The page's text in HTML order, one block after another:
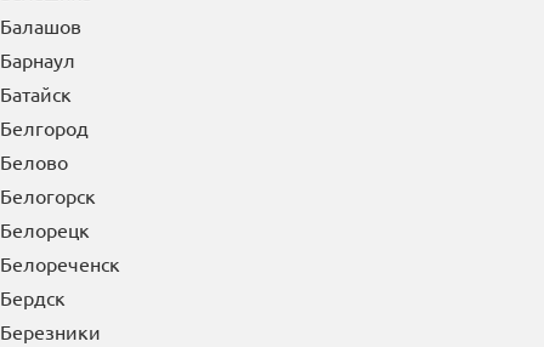
Барнаул
Батайск
Белгород
Белово
Белогорск
Белорецк
Белореченск
Бердск
Березники
Бийск